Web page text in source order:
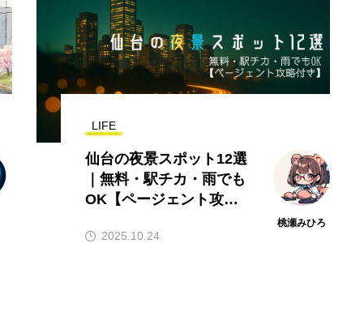
LIFE
仙台の夜景スポット12選
｜無料・駅チカ・雨でも
OK【ページェント攻略
桃瀬みひろ
2025.10.24